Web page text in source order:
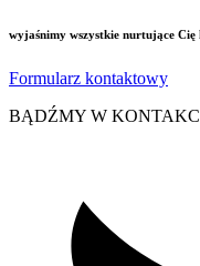
wyjaśnimy wszystkie nurtujące Cię
Formularz kontaktowy
BĄDŹMY W